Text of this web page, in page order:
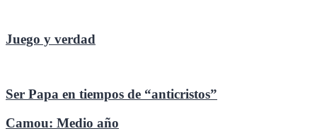
Juego y verdad
Ser Papa en tiempos de “anticristos”
Camou: Medio año